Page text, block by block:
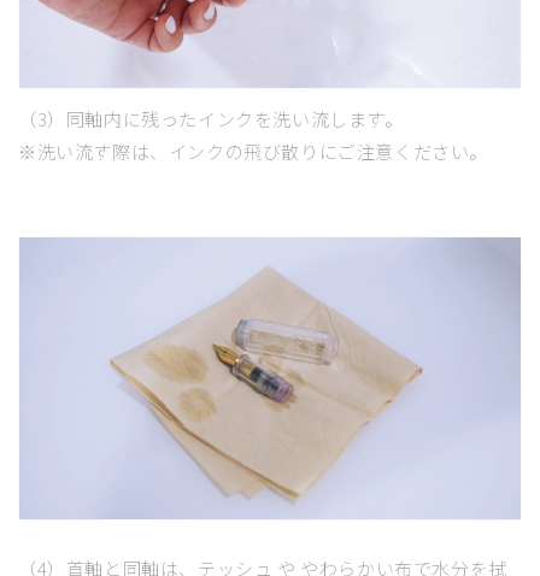
（3）同軸内に残ったインクを洗い流します。
※洗い流す際は、インクの飛び散りにご注意ください。
（4）首軸と同軸は、テッシュ や やわらかい布で水分を拭